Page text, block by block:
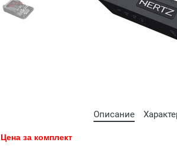
Описание
Цена за комплект